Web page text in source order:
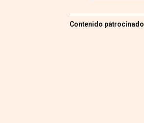
Contenido patrocinado